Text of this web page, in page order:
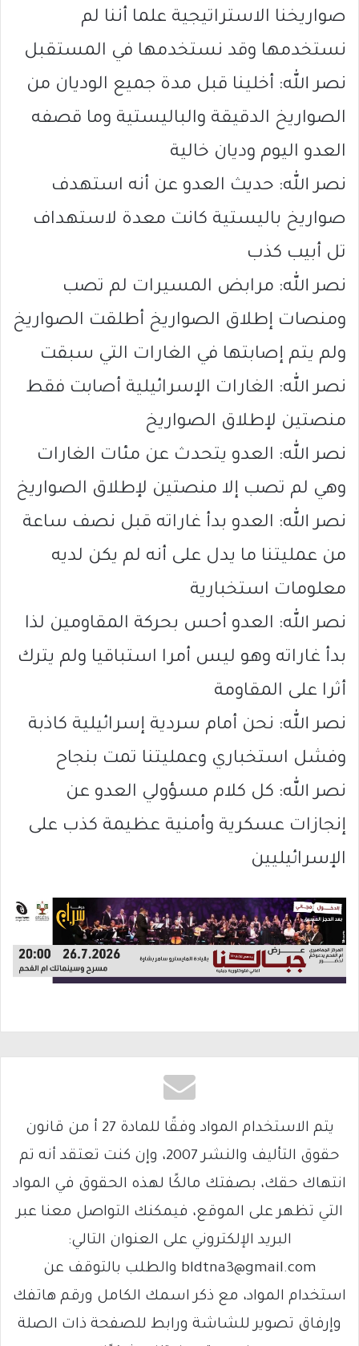
صواريخنا الاستراتيجية علما أننا لم
نستخدمها وقد نستخدمها في المستقبل
نصر الله: أخلينا قبل مدة جميع الوديان من
الصواريخ الدقيقة والباليستية وما قصفه
العدو اليوم وديان خالية
نصر الله: حديث العدو عن أنه استهدف
صواريخ باليستية كانت معدة لاستهداف
تل أبيب كذب
نصر الله: مرابض المسيرات لم تصب
ومنصات إطلاق الصواريخ أطلقت الصواريخ
ولم يتم إصابتها في الغارات التي سبقت
نصر الله: الغارات الإسرائيلية أصابت فقط
منصتين لإطلاق الصواريخ
نصر الله: العدو يتحدث عن مئات الغارات
وهي لم تصب إلا منصتين لإطلاق الصواريخ
نصر الله: العدو بدأ غاراته قبل نصف ساعة
من عمليتنا ما يدل على أنه لم يكن لديه
معلومات استخبارية
نصر الله: العدو أحس بحركة المقاومين لذا
بدأ غاراته وهو ليس أمرا استباقيا ولم يترك
أثرا على المقاومة
نصر الله: نحن أمام سردية إسرائيلية كاذبة
وفشل استخباري وعمليتنا تمت بنجاح
نصر الله: كل كلام مسؤولي العدو عن
إنجازات عسكرية وأمنية عظيمة كذب على
الإسرائيليين
يتم الاستخدام المواد وفقًا للمادة 27 أ من قانون
حقوق التأليف والنشر 2007، وإن كنت تعتقد أنه تم
انتهاك حقك، بصفتك مالكًا لهذه الحقوق في المواد
التي تظهر على الموقع، فيمكنك التواصل معنا عبر
البريد الإلكتروني على العنوان التالي:
bldtna3@gmail.com والطلب بالتوقف عن
استخدام المواد، مع ذكر اسمك الكامل ورقم هاتفك
وإرفاق تصوير للشاشة ورابط للصفحة ذات الصلة